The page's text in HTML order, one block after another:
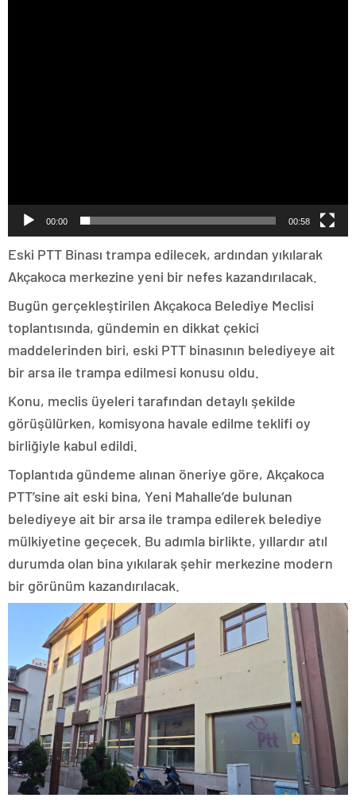
00:00 00:58
Eski PTT Binası trampa edilecek, ardından yıkılarak
Akçakoca merkezine yeni bir nefes kazandırılacak.
Bugün gerçekleştirilen Akçakoca Belediye Meclisi
toplantısında, gündemin en dikkat çekici
maddelerinden biri, eski PTT binasının belediyeye ait
bir arsa ile trampa edilmesi konusu oldu.
Konu, meclis üyeleri tarafından detaylı şekilde
görüşülürken, komisyona havale edilme teklifi oy
birliğiyle kabul edildi.
Toplantıda gündeme alınan öneriye göre, Akçakoca
PTT’sine ait eski bina, Yeni Mahalle’de bulunan
belediyeye ait bir arsa ile trampa edilerek belediye
mülkiyetine geçecek. Bu adımla birlikte, yıllardır atıl
durumda olan bina yıkılarak şehir merkezine modern
bir görünüm kazandırılacak.